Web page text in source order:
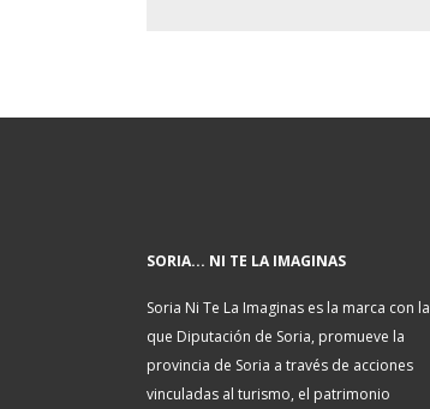
SORIA... NI TE LA IMAGINAS
Soria Ni Te La Imaginas es la marca con la
que Diputación de Soria, promueve la
provincia de Soria a través de acciones
vinculadas al turismo, el patrimonio